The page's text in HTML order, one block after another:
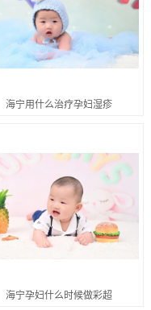
海宁用什么治疗孕妇湿疹
海宁孕妇什么时候做彩超